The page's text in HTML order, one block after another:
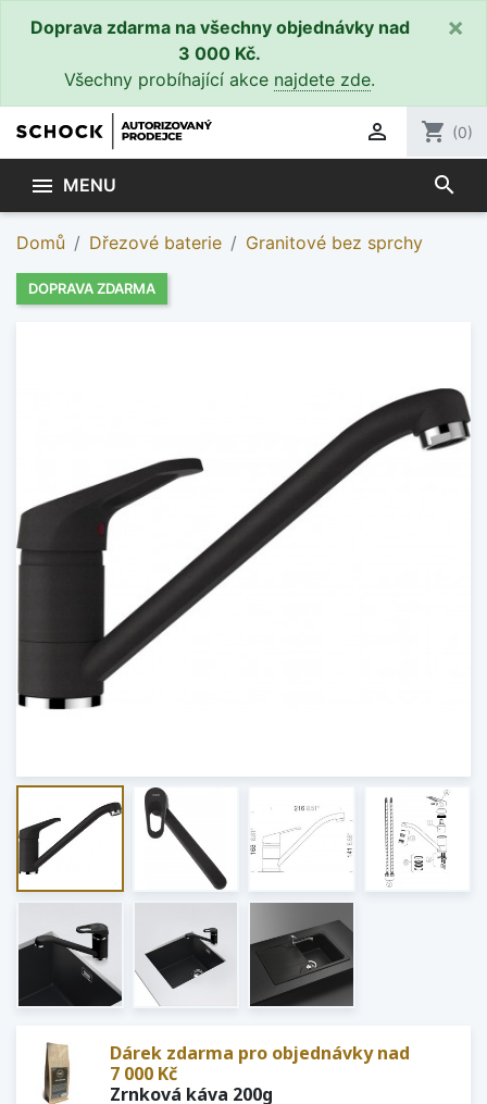
Doprava zdarma na všechny objednávky nad
3 000 Kč.
Všechny probíhající akce najdete zde.
×
 shopping_cart (0)
 MENU search
Domů Dřezové baterie Granitové bez sprchy
DOPRAVA ZDARMA
Dárek zdarma pro objednávky nad
7 000 Kč
Zrnková káva 200g